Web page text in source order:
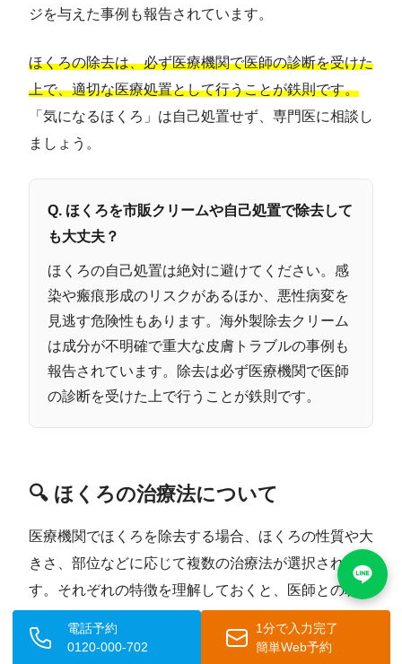
ジを与えた事例も報告されています。
ほくろの除去は、必ず医療機関で医師の診断を受けた
上で、適切な医療処置として行うことが鉄則です。
「気になるほくろ」は自己処置せず、専門医に相談し
ましょう。
Q. ほくろを市販クリームや自己処置で除去して
も大丈夫？
ほくろの自己処置は絶対に避けてください。感
染や瘢痕形成のリスクがあるほか、悪性病変を
見逃す危険性もあります。海外製除去クリーム
は成分が不明確で重大な皮膚トラブルの事例も
報告されています。除去は必ず医療機関で医師
の診断を受けた上で行うことが鉄則です。
🔍 ほくろの治療法について
医療機関でほくろを除去する場合、ほくろの性質や大
きさ、部位などに応じて複数の治療法が選択されま
す。それぞれの特徴を理解しておくと、医師との相談
電話予約
0120-000-702
1分で入力完了
簡単Web予約